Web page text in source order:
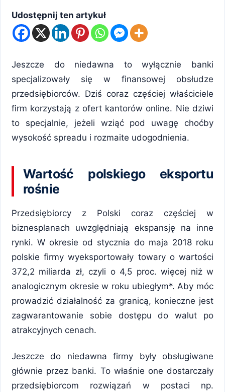
Udostępnij ten artykuł
Jeszcze do niedawna to wyłącznie banki
specjalizowały się w finansowej obsłudze
przedsiębiorców. Dziś coraz częściej właściciele
firm korzystają z ofert kantorów online. Nie dziwi
to specjalnie, jeżeli wziąć pod uwagę choćby
wysokość spreadu i rozmaite udogodnienia.
Wartość polskiego eksportu
rośnie
Przedsiębiorcy z Polski coraz częściej w
biznesplanach uwzględniają ekspansję na inne
rynki. W okresie od stycznia do maja 2018 roku
polskie firmy wyeksportowały towary o wartości
372,2 miliarda zł, czyli o 4,5 proc. więcej niż w
analogicznym okresie w roku ubiegłym*. Aby móc
prowadzić działalność za granicą, konieczne jest
zagwarantowanie sobie dostępu do walut po
atrakcyjnych cenach.
Jeszcze do niedawna firmy były obsługiwane
głównie przez banki. To właśnie one dostarczały
przedsiębiorcom rozwiązań w postaci np.